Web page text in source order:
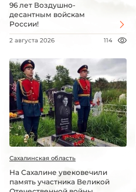
96 лет Воздушно-
десантным войскам
России!
2 августа 2026 114
Сахалинская область
На Сахалине увековечили
память участника Великой